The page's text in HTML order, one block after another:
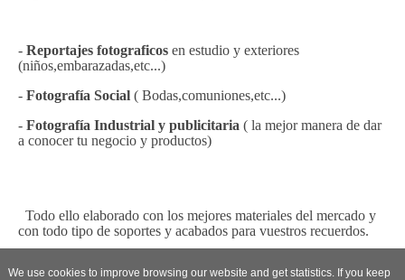
- Reportajes fotograficos en estudio y exteriores
(niños,embarazadas,etc...)
- Fotografía Social ( Bodas,comuniones,etc...)
- Fotografía Industrial y publicitaria ( la mejor manera de dar
a conocer tu negocio y productos)
Todo ello elaborado con los mejores materiales del mercado y
con todo tipo de soportes y acabados para vuestros recuerdos.
We use cookies to improve browsing our website and get statistics. If you keep